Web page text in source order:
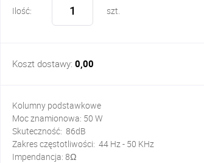
Ilość: szt.
Koszt dostawy: 0,00
Kolumny podstawkowe
Moc znamionowa: 50 W
Skuteczność: 86dB
Zakres częstotliwości: 44 Hz - 50 KHz
Impendancja: 8Ω